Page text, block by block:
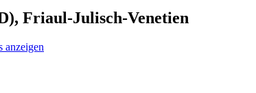
Friaul-Julisch-Venetien
anzeigen